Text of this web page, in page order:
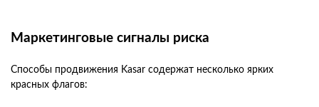
Маркетинговые сигналы риска
Способы продвижения Kasar содержат несколько ярких
красных флагов: